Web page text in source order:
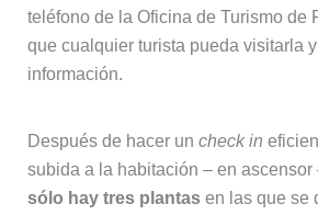
teléfono de la Oficina de Turismo de
que cualquier turista pueda visitarla
información.
Después de hacer un check in
subida a la habitación – en ascensor
sólo hay tres plantasen las que se